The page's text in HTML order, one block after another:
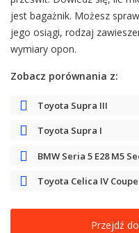
jest bagażnik. Możesz
jego osiągi, rodzaj
wymiary opon.
Zobacz porównania z:
Toyota Supra III
Toyota Supra I
BMW Seria 5 E28 M5
Toyota Celica IV Coupe
Przejdź